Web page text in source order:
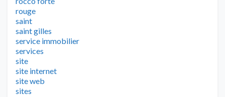
rouge
saint
saint gilles
service immobilier
services
site
site internet
site web
sites